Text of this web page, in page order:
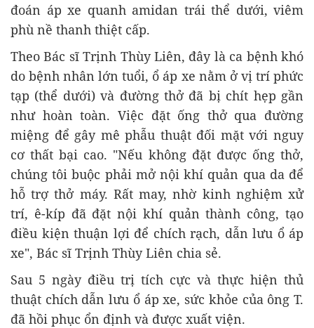
đoán áp xe quanh amidan trái thể dưới, viêm
phù nề thanh thiệt cấp.
Theo Bác sĩ Trịnh Thùy Liên, đây là ca bệnh khó
do bệnh nhân lớn tuổi, ổ áp xe nằm ở vị trí phức
tạp (thể dưới) và đường thở đã bị chít hẹp gần
như hoàn toàn. Việc đặt ống thở qua đường
miệng để gây mê phẫu thuật đối mặt với nguy
cơ thất bại cao. "Nếu không đặt được ống thở,
chúng tôi buộc phải mở nội khí quản qua da để
hỗ trợ thở máy. Rất may, nhờ kinh nghiệm xử
trí, ê-kíp đã đặt nội khí quản thành công, tạo
điều kiện thuận lợi để chích rạch, dẫn lưu ổ áp
xe", Bác sĩ Trịnh Thùy Liên chia sẻ.
Sau 5 ngày điều trị tích cực và thực hiện thủ
thuật chích dẫn lưu ổ áp xe, sức khỏe của ông T.
đã hồi phục ổn định và được xuất viện.